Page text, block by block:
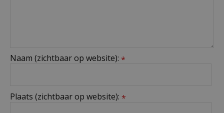
Naam (zichtbaar op website): *
Plaats (zichtbaar op website): *